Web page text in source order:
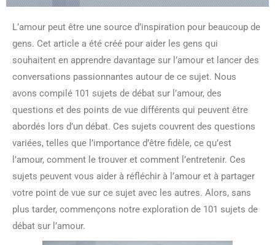
L’amour peut être une source d’inspiration pour beaucoup de
gens. Cet article a été créé pour aider les gens qui
souhaitent en apprendre davantage sur l’amour et lancer des
conversations passionnantes autour de ce sujet. Nous
avons compilé 101 sujets de débat sur l’amour, des
questions et des points de vue différents qui peuvent être
abordés lors d’un débat. Ces sujets couvrent des questions
variées, telles que l’importance d’être fidèle, ce qu’est
l’amour, comment le trouver et comment l’entretenir. Ces
sujets peuvent vous aider à réfléchir à l’amour et à partager
votre point de vue sur ce sujet avec les autres. Alors, sans
plus tarder, commençons notre exploration de 101 sujets de
débat sur l’amour.